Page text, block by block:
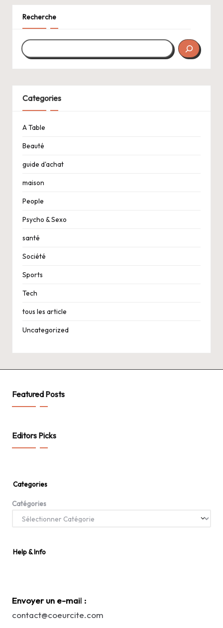
Recherche
Categories
A Table
Beauté
guide d'achat
maison
People
Psycho & Sexo
santé
Société
Sports
Tech
tous les article
Uncategorized
Featured Posts
Editors Picks
Categories
Catégories
Help & Info
Envoyer un e-mail :
contact@coeurcite.com